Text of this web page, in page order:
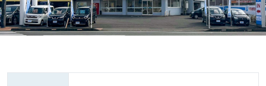
車検料金・メニュー
お役立ち情報